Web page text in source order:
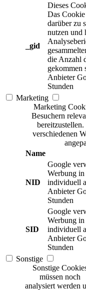
_gid
Dieses
Das
darüber zu
nutzen und
die Anzahl
gekommen
Anbieter
Stunden
Marketing
Marketing
Besuchern
verschiedenen
Name
NID
Google
Werbung
individuell
Anbieter
Stunden
SID
Google
Werbung
individuell
Anbieter
Stunden
Sonstige
Sonstige
müssen noch
analysiert werden